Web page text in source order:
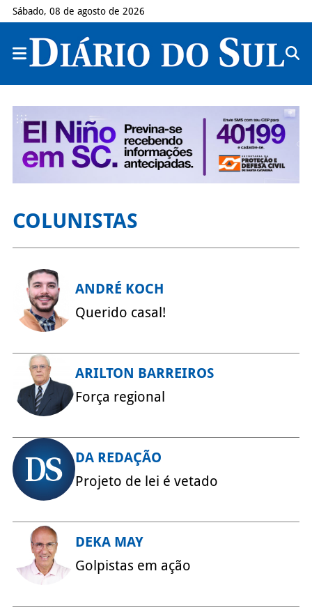
Sábado, 08 de agosto de 2026
COLUNISTAS
ANDRÉ KOCH
Querido casal!
ARILTON BARREIROS
Força regional
DA REDAÇÃO
Projeto de lei é vetado
DEKA MAY
Golpistas em ação